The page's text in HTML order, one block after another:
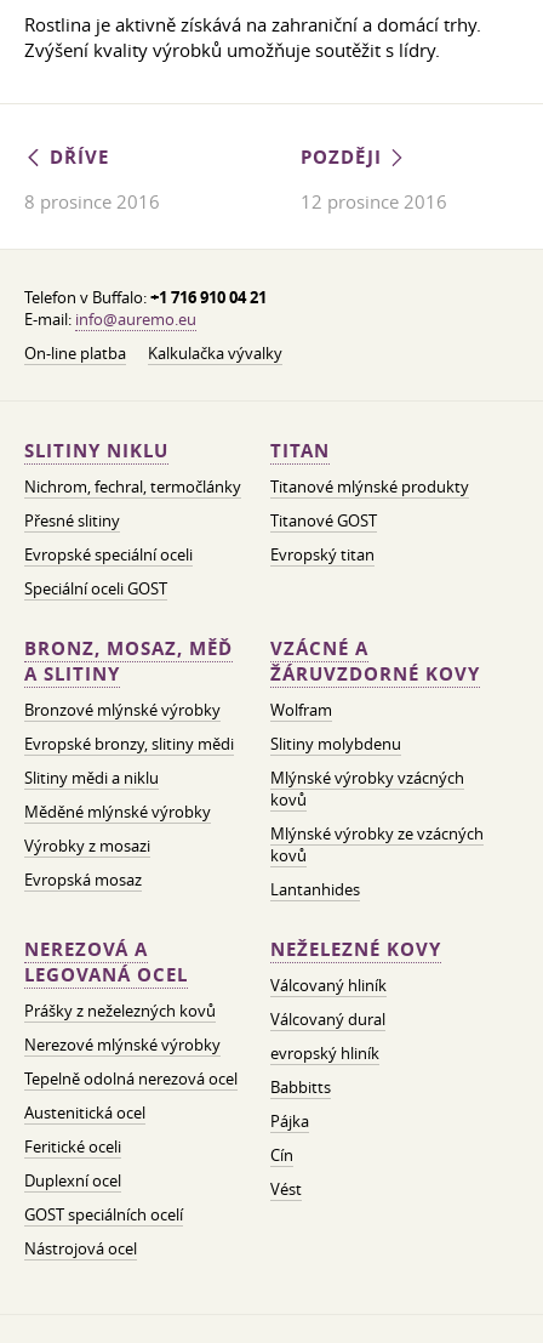
Rostlina je aktivně získává na zahraniční a domácí trhy.
Zvýšení kvality výrobků umožňuje soutěžit s lídry.
DŘÍVE
8 prosince 2016
POZDĚJI
12 prosince 2016
Telefon v Buffalo:+1 716 910 04 21
E-mail: info@auremo.eu
On-line platba
Kalkulačka vývalky
SLITINY NIKLU
Nichrom, fechral, termočlánky
Přesné slitiny
Evropské speciální oceli
Speciální oceli GOST
TITAN
Titanové mlýnské produkty
Titanové GOST
Evropský titan
BRONZ, MOSAZ, MĚĎ
A SLITINY
Bronzové mlýnské výrobky
Evropské bronzy, slitiny mědi
Slitiny mědi a niklu
Měděné mlýnské výrobky
Výrobky z mosazi
Evropská mosaz
VZÁCNÉ A
ŽÁRUVZDORNÉ KOVY
Wolfram
Slitiny molybdenu
Mlýnské výrobky vzácných
kovů
Mlýnské výrobky ze vzácných
kovů
Lantanhides
NEREZOVÁ A
LEGOVANÁ OCEL
Prášky z neželezných kovů
Nerezové mlýnské výrobky
Tepelně odolná nerezová ocel
Austenitická ocel
Feritické oceli
Duplexní ocel
GOST speciálních ocelí
Nástrojová ocel
NEŽELEZNÉ KOVY
Válcovaný hliník
Válcovaný dural
evropský hliník
Babbitts
Pájka
Cín
Vést